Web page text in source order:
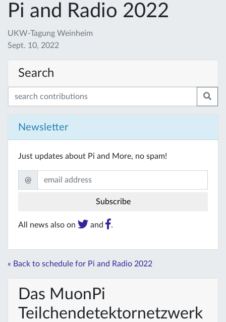
Pi and Radio 2022
UKW-Tagung Weinheim
Sept. 10, 2022
Search
Newsletter
Just updates about Pi and More, no spam!
@
All news also on and .
« Back to schedule for Pi and Radio 2022
Das MuonPi
Teilchendetektornetzwerk